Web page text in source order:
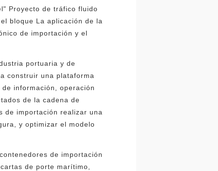
Proyecto de tráfico fluido
bloque La aplicación de la
de importación y el
portuaria y de
construir una plataforma
información, operación
de la cadena de
de importación realizar una
y optimizar el modelo
de importación
de porte marítimo,